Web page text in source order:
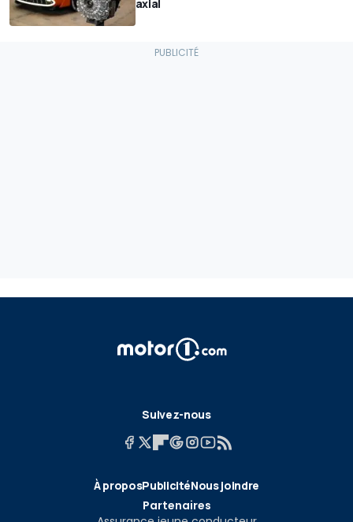
axial
Suivez-nous
À proposPublicitéNous joindre
Partenaires